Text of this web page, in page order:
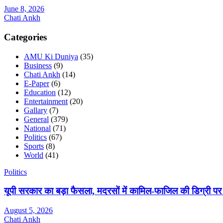
June 8, 2026
Chati Ankh
Categories
AMU Ki Duniya (35)
Business (9)
Chati Ankh (14)
E-Paper(6)
Education (12)
Entertainment (20)
Gallary (7)
General (379)
National (71)
Politics (67)
Sports (8)
World (41)
Politics
यूपी सरकार का बड़ा फैसला, मदरसों में कामिल-फाजिल की डिग्री
August 5, 2026
Chati Ankh